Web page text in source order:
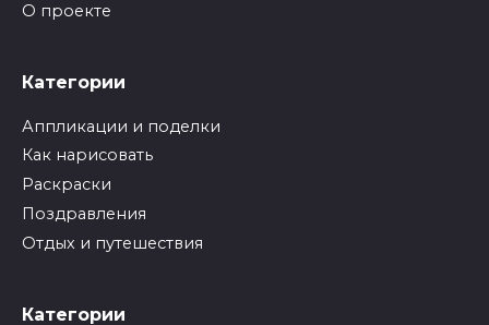
О проекте
Категории
Аппликации и поделки
Как нарисовать
Раскраски
Поздравления
Отдых и путешествия
Категории